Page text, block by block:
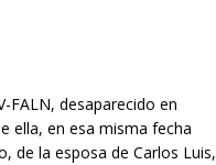
FALN, desaparecido en
ella, en esa misma fecha
de la esposa de Carlos Luis,